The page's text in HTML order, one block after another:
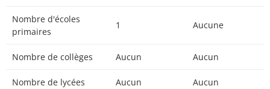
Nombre d'écoles
primaires
1 Aucune
Nombre de collèges Aucun Aucun
Nombre de lycées Aucun Aucun